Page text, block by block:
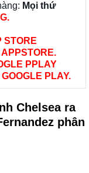
Mọi thứ
STORE
PPLAY
PLAY.
Chelsea ra
phân